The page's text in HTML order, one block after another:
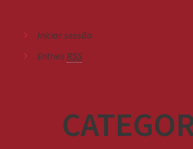
Iniciar sessão
Entries RSS